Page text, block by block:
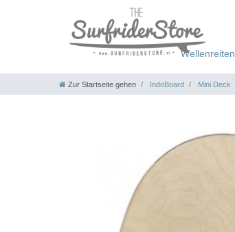
Wellenreiten
Zur Startseite gehen IndoBoard Mini Deck